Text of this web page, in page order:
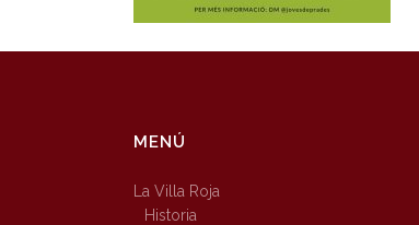
MENÚ
La Villa Roja
Historia